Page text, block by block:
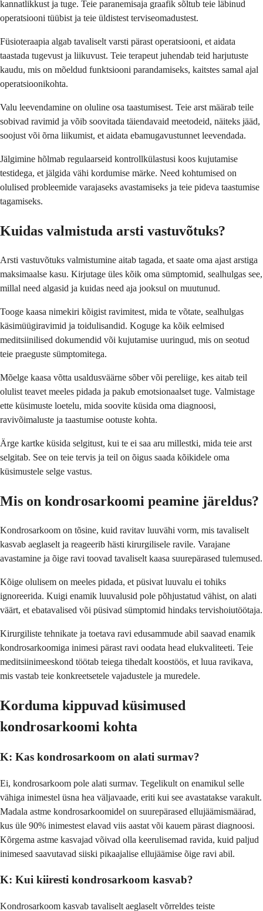
kannatlikkust ja tuge. Teie paranemisaja graafik sõltub teie läbinud
operatsiooni tüübist ja teie üldistest terviseomadustest.
Füsioteraapia algab tavaliselt varsti pärast operatsiooni, et aidata
taastada tugevust ja liikuvust. Teie terapeut juhendab teid harjutuste
kaudu, mis on mõeldud funktsiooni parandamiseks, kaitstes samal ajal
operatsioonikohta.
Valu leevendamine on oluline osa taastumisest. Teie arst määrab teile
sobivad ravimid ja võib soovitada täiendavaid meetodeid, näiteks jääd,
soojust või õrna liikumist, et aidata ebamugavustunnet leevendada.
Jälgimine hõlmab regulaarseid kontrollkülastusi koos kujutamise
testidega, et jälgida vähi kordumise märke. Need kohtumised on
olulised probleemide varajaseks avastamiseks ja teie pideva taastumise
tagamiseks.
Kuidas valmistuda arsti vastuvõtuks?
Arsti vastuvõtuks valmistumine aitab tagada, et saate oma ajast arstiga
maksimaalse kasu. Kirjutage üles kõik oma sümptomid, sealhulgas see,
millal need algasid ja kuidas need aja jooksul on muutunud.
Tooge kaasa nimekiri kõigist ravimitest, mida te võtate, sealhulgas
käsimüügiravimid ja toidulisandid. Koguge ka kõik eelmised
meditsiinilised dokumendid või kujutamise uuringud, mis on seotud
teie praeguste sümptomitega.
Mõelge kaasa võtta usaldusväärne sõber või pereliige, kes aitab teil
olulist teavet meeles pidada ja pakub emotsionaalset tuge. Valmistage
ette küsimuste loetelu, mida soovite küsida oma diagnoosi,
ravivõimaluste ja taastumise ootuste kohta.
Ärge kartke küsida selgitust, kui te ei saa aru millestki, mida teie arst
selgitab. See on teie tervis ja teil on õigus saada kõikidele oma
küsimustele selge vastus.
Mis on kondrosarkoomi peamine järeldus?
Kondrosarkoom on tõsine, kuid ravitav luuvähi vorm, mis tavaliselt
kasvab aeglaselt ja reageerib hästi kirurgilisele ravile. Varajane
avastamine ja õige ravi toovad tavaliselt kaasa suurepärased tulemused.
Kõige olulisem on meeles pidada, et püsivat luuvalu ei tohiks
ignoreerida. Kuigi enamik luuvalusid pole põhjustatud vähist, on alati
väärt, et ebatavalised või püsivad sümptomid hindaks tervishoiutöötaja.
Kirurgiliste tehnikate ja toetava ravi edusammude abil saavad enamik
kondrosarkoomiga inimesi pärast ravi oodata head elukvaliteeti. Teie
meditsiinimeeskond töötab teiega tihedalt koostöös, et luua ravikava,
mis vastab teie konkreetsetele vajadustele ja muredele.
Korduma kippuvad küsimused
kondrosarkoomi kohta
K: Kas kondrosarkoom on alati surmav?
Ei, kondrosarkoom pole alati surmav. Tegelikult on enamikul selle
vähiga inimestel üsna hea väljavaade, eriti kui see avastatakse varakult.
Madala astme kondrosarkoomidel on suurepärased ellujäämismäärad,
kus üle 90% inimestest elavad viis aastat või kauem pärast diagnoosi.
Kõrgema astme kasvajad võivad olla keerulisemad ravida, kuid paljud
inimesed saavutavad siiski pikaajalise ellujäämise õige ravi abil.
K: Kui kiiresti kondrosarkoom kasvab?
Kondrosarkoom kasvab tavaliselt aeglaselt võrreldes teiste